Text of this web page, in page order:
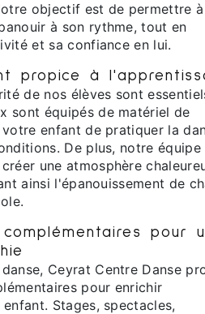
objectif est de permettre à
à son rythme, tout en
et sa confiance en lui.
propice à
de nos élèves sont
sont équipés de matériel de
enfant de pratiquer la
De plus, notre équipe
une atmosphère
ainsi l'épanouissement de
pour
Ceyrat Centre Danse
pour enrichir
Stages, spectacles,